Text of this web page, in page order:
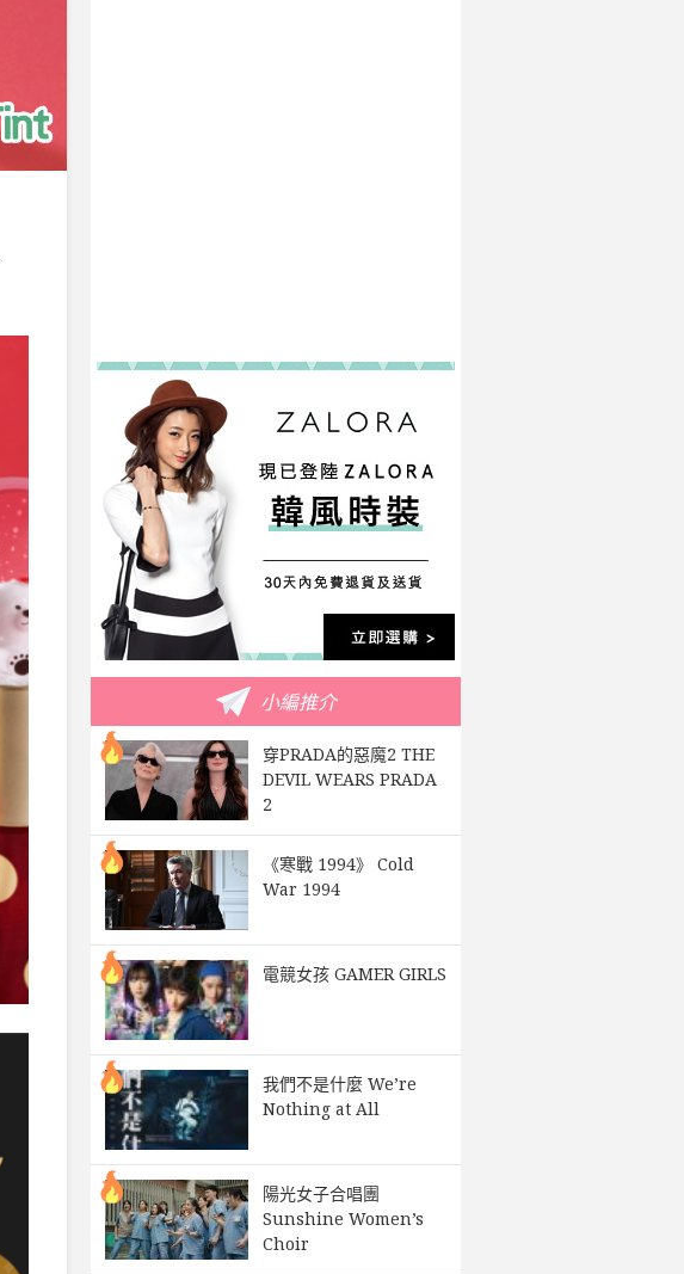
小編推介
穿PRADA的惡魔2 THE
DEVIL WEARS PRADA
2
《寒戰 1994》 Cold
War 1994
電競女孩 GAMER GIRLS
我們不是什麼 We’re
Nothing at All
陽光女子合唱團
Sunshine Women’s
Choir